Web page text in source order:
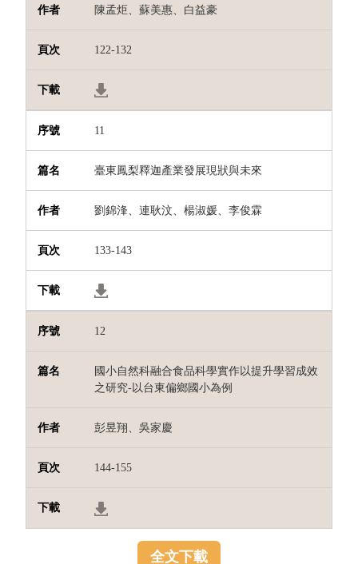
陳孟炬、蘇美惠、白益豪
122-132
11
臺東鳳梨釋迦產業發展現狀與未來
劉錦浲、連耿汶、楊淑媛、李俊霖
133-143
12
國小自然科融合食品科學實作以提升學習成效
之研究-以台東偏鄉國小為例
彭昱翔、吳家慶
144-155
全文下載